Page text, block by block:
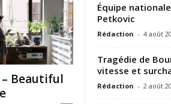
– Beautiful
Équipe
Petkovic
Rédaction - 4 août
Tragédie de
vitesse et
Rédaction - 2 août